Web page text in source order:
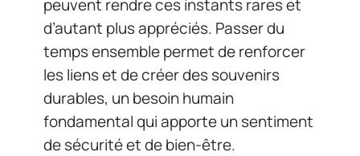
peuvent rendre ces instants rares et
d’autant plus appréciés. Passer du
temps ensemble permet de renforcer
les liens et de créer des souvenirs
durables, un besoin humain
fondamental qui apporte un sentiment
de sécurité et de bien-être.